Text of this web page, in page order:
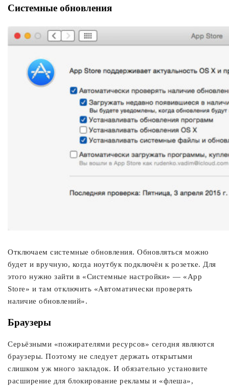
Системные обновления
Отключаем системные обновления. Обновляться можно
будет и вручную, когда ноутбук подключён к розетке. Для
этого нужно зайти в «Системные настройки» — «App
Store» и там отключить «Автоматически проверять
наличие обновлений».
Браузеры
Серьёзными «пожирателями ресурсов» сегодня являются
браузеры. Поэтому не следует держать открытыми
слишком уж много закладок. И обязательно установите
расширение для блокирование рекламы и «флеша»,